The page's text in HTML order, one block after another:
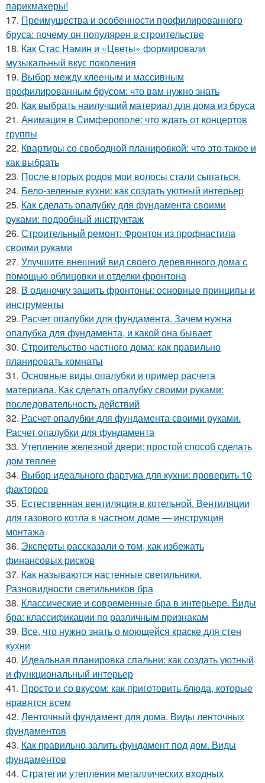
парикмахеры!
17. Преимущества и особенности профилированного
бруса: почему он популярен в строительстве
18. Как Стас Намин и «Цветы» формировали
музыкальный вкус поколения
19. Выбор между клееным и массивным
профилированным брусом: что вам нужно знать
20. Как выбрать наилучший материал для дома из бруса
21. Анимация в Симферополе: что ждать от концертов
группы
22. Квартиры со свободной планировкой: что это такое и
как выбрать
23. После вторых родов мои волосы стали сыпаться.
24. Бело-зеленые кухни: как создать уютный интерьер
25. Как сделать опалубку для фундамента своими
руками: подробный инструктаж
26. Строительный ремонт: Фронтон из профнастила
своими руками
27. Улучшите внешний вид своего деревянного дома с
помощью облицовки и отделки фронтона
28. В одиночку зашить фронтоны: основные принципы и
инструменты
29. Расчет опалубки для фундамента. Зачем нужна
опалубка для фундамента, и какой она бывает
30. Строительство частного дома: как правильно
планировать комнаты
31. Основные виды опалубки и пример расчета
материала. Как сделать опалубку своими руками:
последовательность действий
32. Расчет опалубки для фундамента своими руками.
Расчет опалубки для фундамента
33. Утепление железной двери: простой способ сделать
дом теплее
34. Выбор идеального фартука для кухни: проверить 10
факторов
35. Естественная вентиляция в котельной. Вентиляции
для газового котла в частном доме — инструкция
монтажа
36. Эксперты рассказали о том, как избежать
финансовых рисков
37. Как называются настенные светильники.
Разновидности светильников бра
38. Классические и современные бра в интерьере. Виды
бра: классификации по различным признакам
39. Все, что нужно знать о моющейся краске для стен
кухни
40. Идеальная планировка спальни: как создать уютный
и функциональный интерьер
41. Просто и со вкусом: как приготовить блюда, которые
нравятся всем
42. Ленточный фундамент для дома. Виды ленточных
фундаментов
43. Как правильно залить фундамент под дом. Виды
фундаментов
44. Стратегии утепления металлических входных